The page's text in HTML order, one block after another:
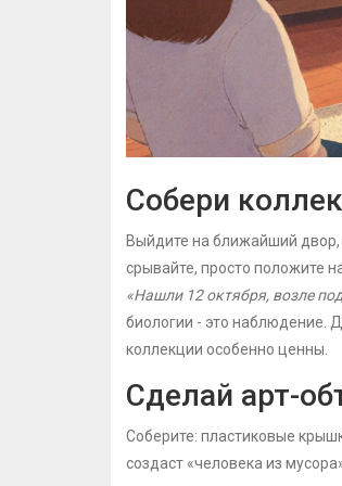
Собери
Выйдите на ближайший двор,
срывайте, просто положите
«Нашли 12 октября, возле
биологии - это наблюдение.
коллекции особенно ценны.
Сделай арт-
Соберите: пластиковые
создаст «человека из